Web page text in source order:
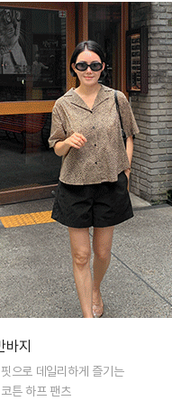
바지
으로 데일리하게 즐기는
튼 하프 팬츠